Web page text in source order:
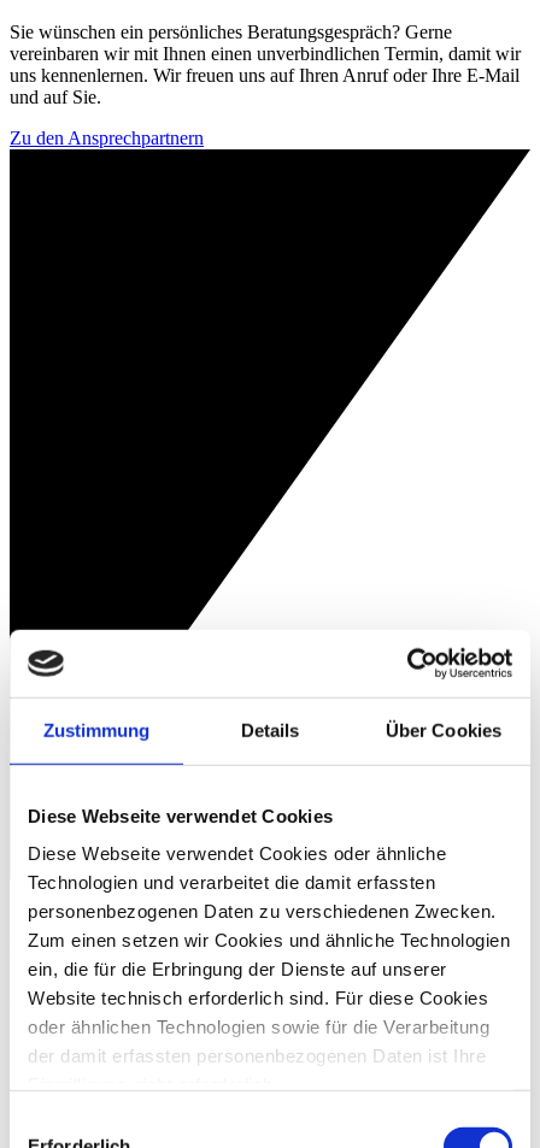
Zustimmung Details Über Cookies
Diese Webseite verwendet Cookies
Diese Webseite verwendet Cookies oder ähnliche
Technologien und verarbeitet die damit erfassten
personenbezogenen Daten zu verschiedenen Zwecken.
Zum einen setzen wir Cookies und ähnliche Technologien
ein, die für die Erbringung der Dienste auf unserer
Website technisch erforderlich sind. Für diese Cookies
oder ähnlichen Technologien sowie für die Verarbeitung
der damit erfassten personenbezogenen Daten ist Ihre
mit Ihrer ausdrücklichen Einwilligung einsetzen und die
Sie wünschen ein persönliches Beratungsgespräch? Gerne
vereinbaren wir mit Ihnen einen unverbindlichen Termin, damit wir
uns kennenlernen. Wir freuen uns auf Ihren Anruf oder Ihre E-Mail
und auf Sie.
Zu den Ansprechpartnern
Downloads
IT-Services ganz selbstverständlich